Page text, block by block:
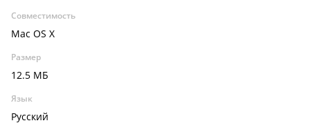
Совместимость
Mac OS X
Размер
12.5 МБ
Язык
Русский